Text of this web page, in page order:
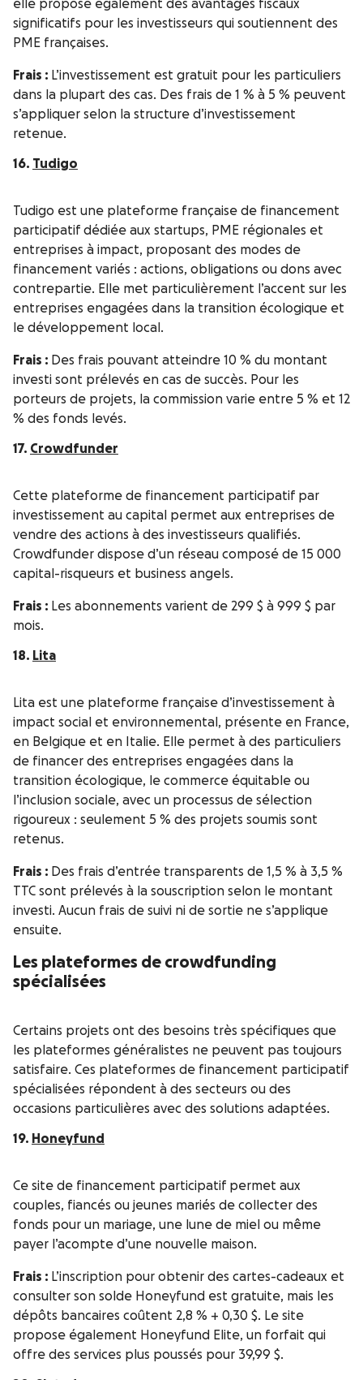
elle propose également des avantages fiscaux
significatifs pour les investisseurs qui soutiennent des
PME françaises.
Frais : L’investissement est gratuit pour les particuliers
dans la plupart des cas. Des frais de 1 % à 5 % peuvent
s’appliquer selon la structure d’investissement
retenue.
16. Tudigo
Tudigo est une plateforme française de financement
participatif dédiée aux startups, PME régionales et
entreprises à impact, proposant des modes de
financement variés : actions, obligations ou dons avec
contrepartie. Elle met particulièrement l’accent sur les
entreprises engagées dans la transition écologique et
le développement local.
Frais : Des frais pouvant atteindre 10 % du montant
investi sont prélevés en cas de succès. Pour les
porteurs de projets, la commission varie entre 5 % et 12
% des fonds levés.
17. Crowdfunder
Cette plateforme de financement participatif par
investissement au capital permet aux entreprises de
vendre des actions à des investisseurs qualifiés.
Crowdfunder dispose d’un réseau composé de 15 000
capital-risqueurs et business angels.
Frais : Les abonnements varient de 299 $ à 999 $ par
mois.
18. Lita
Lita est une plateforme française d’investissement à
impact social et environnemental, présente en France,
en Belgique et en Italie. Elle permet à des particuliers
de financer des entreprises engagées dans la
transition écologique, le commerce équitable ou
l’inclusion sociale, avec un processus de sélection
rigoureux : seulement 5 % des projets soumis sont
retenus.
Frais : Des frais d’entrée transparents de 1,5 % à 3,5 %
TTC sont prélevés à la souscription selon le montant
investi. Aucun frais de suivi ni de sortie ne s’applique
ensuite.
Les plateformes de crowdfunding
spécialisées
Certains projets ont des besoins très spécifiques que
les plateformes généralistes ne peuvent pas toujours
satisfaire. Ces plateformes de financement participatif
spécialisées répondent à des secteurs ou des
occasions particulières avec des solutions adaptées.
19. Honeyfund
Ce site de financement participatif permet aux
couples, fiancés ou jeunes mariés de collecter des
fonds pour un mariage, une lune de miel ou même
payer l’acompte d’une nouvelle maison.
Frais : L’inscription pour obtenir des cartes-cadeaux et
consulter son solde Honeyfund est gratuite, mais les
dépôts bancaires coûtent 2,8 % + 0,30 $. Le site
propose également Honeyfund Elite, un forfait qui
offre des services plus poussés pour 39,99 $.